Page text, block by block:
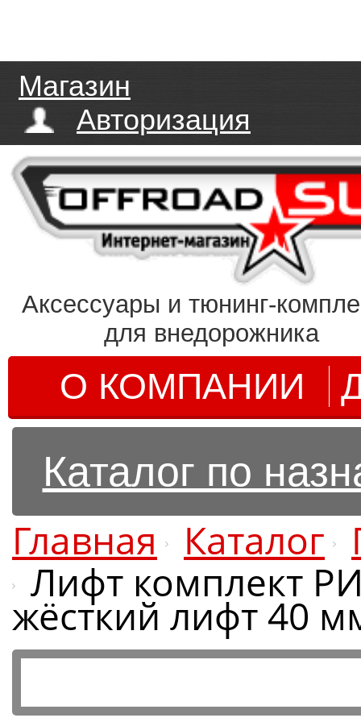
Магазин
Авторизация
Аксессуары и тюнинг-
для внедорожника
О КОМПАНИИ
Каталог по
Главная Каталог
Лифт комплект
жёсткий лифт 40